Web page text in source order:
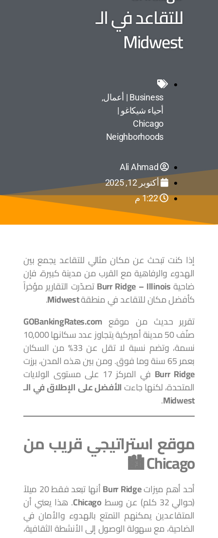
للتقاعد في الـ
Midwest
Business | أعمال
,
أحياء شيكاغو |
Chicago
Neighborhoods
Ali Ahmad
أكتوبر 12, 2025
1:22 م
إذا كنت تبحث عن مكان مثالي للتقاعد يجمع بين
الهدوء والرفاهية مع القرب من مدينة كبيرة، فإن
ضاحيةBurr Ridge – Illinoisتصدّرت التقارير مؤخراً
كأفضل مكان للتقاعد في منطقةMidwest
.
تقرير حديث من موقع GOBankingRates.com
صنّف 50 مدينة أميركية يتجاوز عدد سكانها 10,000
نسمة، وتضم نسبة لا تقل عن 33% من السكان
بعمر 65 سنة وما فوق. ومن بين هذه المدن، برزت
Burr Ridge
في المركز 17 على مستوى الولايات
المتحدة، لكنها جاءتالأفضل على الإطلاق في الـ
Midwest
.
موقع استراتيجي قريب من
Chicago 🏙️
أحد أهم ميزاتBurr Ridge
أنها تبعد فقط 20 ميلاً
(حوالي 32 كلم) عن وسط
Chicago. هذا يعني أن
المتقاعدين يمكنهم التمتع بالهدوء والأمان في
الضاحية، مع سهولة الوصول إلى الأنشطة الثقافية،